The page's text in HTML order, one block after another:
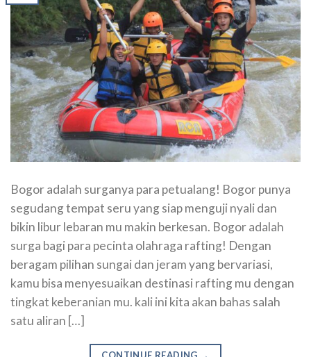
Bogor adalah surganya para petualang! Bogor punya
segudang tempat seru yang siap menguji nyali dan
bikin libur lebaran mu makin berkesan. Bogor adalah
surga bagi para pecinta olahraga rafting! Dengan
beragam pilihan sungai dan jeram yang bervariasi,
kamu bisa menyesuaikan destinasi rafting mu dengan
tingkat keberanian mu. kali ini kita akan bahas salah
satu aliran […]
CONTINUE READING →